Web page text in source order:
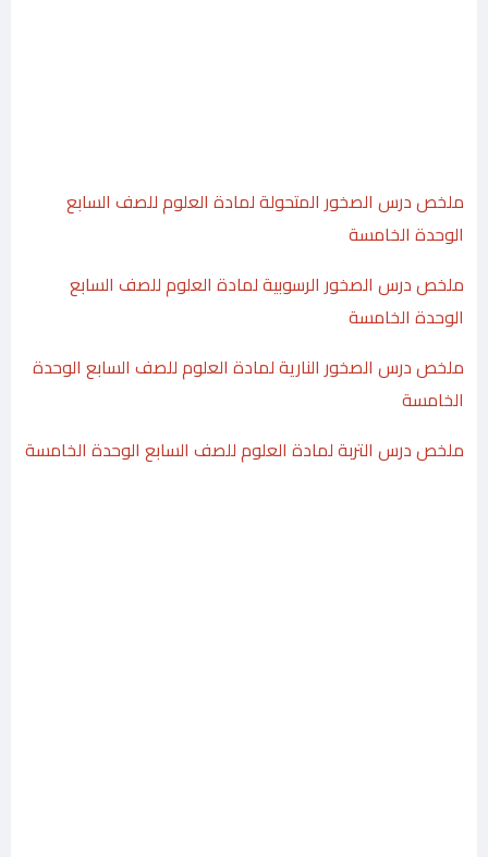
ملخص درس الصخور المتحولة لمادة العلوم للصف السابع
الوحدة الخامسة
ملخص درس الصخور الرسوبية لمادة العلوم للصف السابع
الوحدة الخامسة
ملخص درس الصخور النارية لمادة العلوم للصف السابع الوحدة
الخامسة
ملخص درس التربة لمادة العلوم للصف السابع الوحدة الخامسة